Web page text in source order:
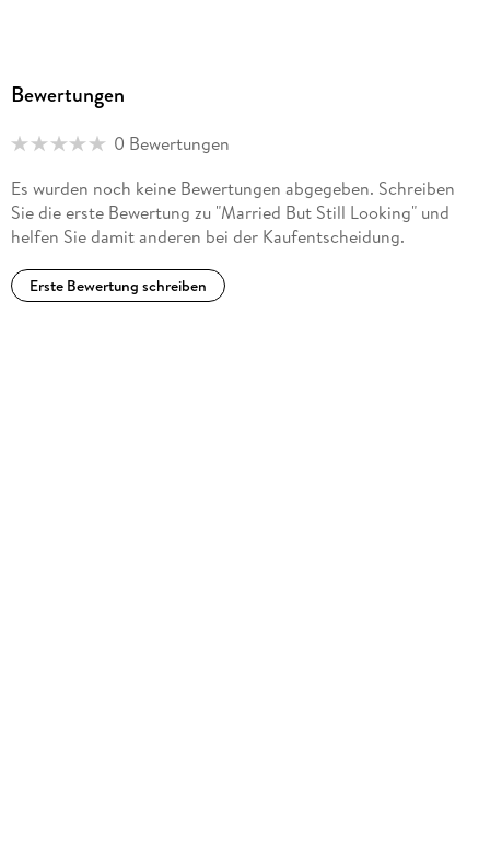
Bewertungen
0 Bewertungen
Es wurden noch keine Bewertungen abgegeben. Schreiben
Sie die erste Bewertung zu "Married But Still Looking" und
helfen Sie damit anderen bei der Kaufentscheidung.
Erste Bewertung schreiben